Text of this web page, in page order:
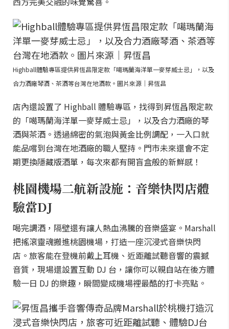
Highball體驗專區提供昇恆昌限定款「噶瑪蘭海洋單一麥芽威士忌」，以及
合力酒廠琴酒、茶酒等台灣在地酒款。圖片來源｜昇恆昌
店內還設置了 Highball 體驗專區，找得到昇恆昌限定款
的「噶瑪蘭海洋單一麥芽威士忌」，以及合力酒廠的琴
酒與茶酒。透過綿密的氣泡與黃金比例調配，一入口就
能品嚐到台灣在地酒廠的職人堅持。門市未來還會不定
期更換隱藏版酒單，每次來都有開盲盒般的新鮮感！
桃園機場二航新設施：音樂快閃店體
驗當DJ
喝完調酒，隔壁還有讓人熱血沸騰的音樂盛宴。Marshall
把搖滾靈魂搬進桃園機場，打造一座沉浸式音樂快閃
店。旅客能在登機前戴上耳機、近距離試聽音響的震撼
音質，現場還設置互動 DJ 台，讓你可以親自站在後方體
驗一日 DJ 的樂趣，瞬間變成機場裡最酷的打卡亮點。